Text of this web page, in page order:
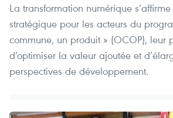
La transformation numérique
stratégique pour les acteurs du
commune, un produit » (OCOP), leur
d’optimiser la valeur ajoutée et
perspectives de développement.